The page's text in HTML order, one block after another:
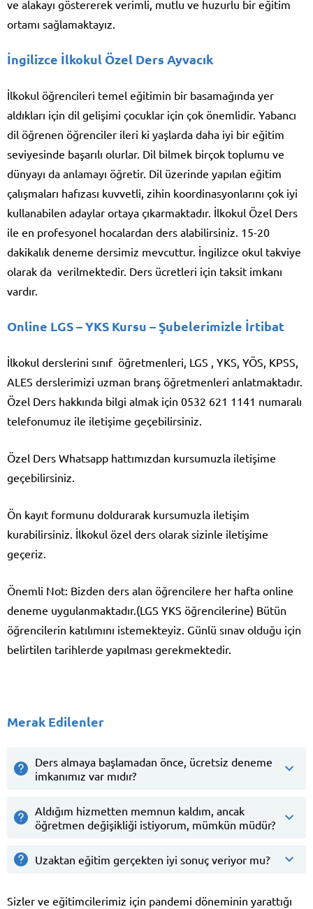
ve alakayı göstererek verimli, mutlu ve huzurlu bir eğitim
ortamı sağlamaktayız.
İngilizce İlkokul Özel Ders Ayvacık
İlkokul öğrencileri temel eğitimin bir basamağında yer
aldıkları için dil gelişimi çocuklar için çok önemlidir. Yabancı
dil öğrenen öğrenciler ileri ki yaşlarda daha iyi bir eğitim
seviyesinde başarılı olurlar. Dil bilmek birçok toplumu ve
dünyayı da anlamayı öğretir. Dil üzerinde yapılan eğitim
çalışmaları hafızası kuvvetli, zihin koordinasyonlarını çok iyi
kullanabilen adaylar ortaya çıkarmaktadır. İlkokul Özel Ders
ile en profesyonel hocalardan ders alabilirsiniz. 15-20
dakikalık deneme dersimiz mevcuttur. İngilizce okul takviye
olarak da verilmektedir. Ders ücretleri için taksit imkanı
vardır.
Online LGS – YKS Kursu – Şubelerimizle İrtibat
İlkokul derslerini sınıf öğretmenleri, LGS , YKS, YÖS, KPSS,
ALES derslerimizi uzman branş öğretmenleri anlatmaktadır.
Özel Ders hakkında bilgi almak için 0532 621 1141 numaralı
telefonumuz ile iletişime geçebilirsiniz.
Özel Ders Whatsapp hattımızdan kursumuzla iletişime
geçebilirsiniz.
Ön kayıt formunu doldurarak kursumuzla iletişim
kurabilirsiniz. İlkokul özel ders olarak sizinle iletişime
geçeriz.
Önemli Not: Bizden ders alan öğrencilere her hafta online
deneme uygulanmaktadır.(LGS YKS öğrencilerine) Bütün
öğrencilerin katılımını istemekteyiz. Günlü sınav olduğu için
belirtilen tarihlerde yapılması gerekmektedir.
Merak Edilenler
Ders almaya başlamadan önce, ücretsiz deneme
imkanımız var mıdır?
Aldığım hizmetten memnun kaldım, ancak
öğretmen değişikliği istiyorum, mümkün müdür?
Uzaktan eğitim gerçekten iyi sonuç veriyor mu?
Sizler ve eğitimcilerimiz için pandemi döneminin yarattığı